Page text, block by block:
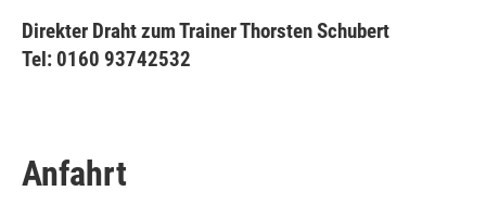
Direkter Draht zum Trainer Thorsten Schubert
Tel: 0160 93742532
Anfahrt